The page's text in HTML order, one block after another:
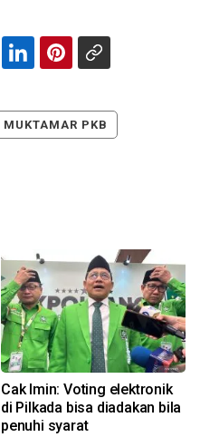
MUKTAMAR PKB
Cak Imin: Voting elektronik
di Pilkada bisa diadakan bila
penuhi syarat